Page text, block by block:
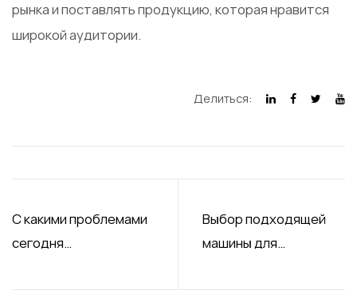
рынка и поставлять продукцию, которая нравится
широкой аудитории.
Делиться:
С какими проблемами
сегодня
производители
Выбор подходящей
машины для
на фабрике по